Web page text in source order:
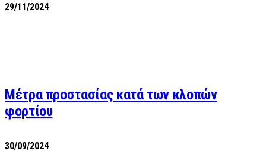
29/11/2024
Μέτρα προστασίας κατά των κλοπών
φορτίου
30/09/2024